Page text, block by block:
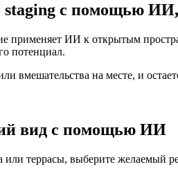
с помощью ИИ,
применяет ИИ к открытым
потенциал.
вмешательства на месте, и
вид с помощью ИИ
или террасы, выберите желаемый